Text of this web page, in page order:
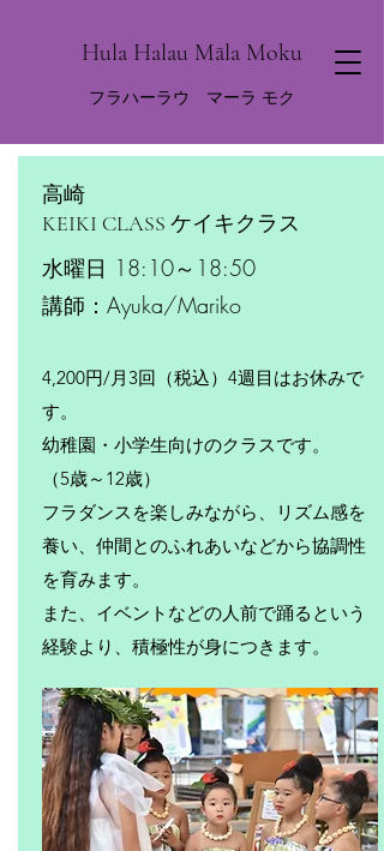
Hula Halau Māla Moku
フラハーラウ マーラ モク
高崎
​KEIKI CLASS ケイキクラス
水曜日 18:10～18:50
​講師：Ayuka/Mariko
4,200円/月3回（税込）4週目はお休みで
す。
幼稚園・小学生向けのクラスです。
（5歳～12歳）
フラダンスを楽しみながら、リズム感を
養い、仲間とのふれあいなどから協調性
を育みます。
また、イベントなどの人前で踊るという
経験より、積極性が身につきます。